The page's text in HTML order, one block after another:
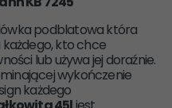
podblatowa która
kto chce
lub używa jej doraźnie.
wykończenie
każdego